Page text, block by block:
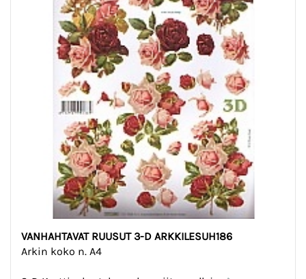
VANHAHTAVAT RUUSUT 3-D ARKKILESUH186
Arkin koko n. A4